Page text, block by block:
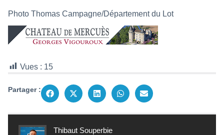
Photo Thomas Campagne/Département du Lot
Vues : 15
Partager :
Thibaut Souperbie